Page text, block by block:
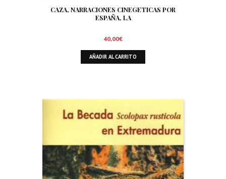
CAZA, NARRACIONES CINEGETICAS POR
ESPAÑA, LA
40,00€
AÑADIR AL CARRITO